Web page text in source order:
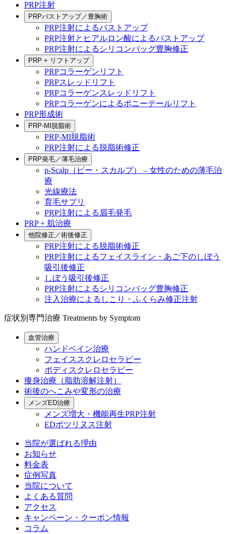
PRP注射
PRPバストアップ／豊胸術
PRP注射によるバストアップ
PRP注射とヒアルロン酸によるバストアップ
PRP注射によるシリコンバッグ豊胸修正
PRP + リフトアップ
PRPコラーゲンリフト
PRPスレッドリフト
PRPコラーゲンスレッドリフト
PRPコラーゲンによるポニーテールリフト
PRP形成術
PRP-MI脱脂術
PRP-MI脱脂術
PRP注射による脱脂術修正
PRP発毛／薄毛治療
p-Scalp（ピー・スカルプ） – 女性のための薄毛治
療
光線療法
育毛サプリ
PRP注射による眉毛発毛
PRP + 肌治療
他院修正／術後修正
PRP注射による脱脂術修正
PRP注射によるフェイスライン・あご下のしぼう
吸引後修正
しぼう吸引後修正
PRP注射によるシリコンバッグ豊胸修正
注入治療によるしこり・ふくらみ修正注射
症状別専門治療 Treatments by Symptom
血管治療
ハンドベイン治療
フェイススクレロセラピー
ボディスクレロセラピー
痩身治療（脂肪溶解注射）
術後のへこみや変形の治療
メンズED治療
メンズ増大・機能再生PRP注射
EDボツリヌス注射
当院が選ばれる理由
お知らせ
料金表
症例写真
当院について
よくある質問
アクセス
キャンペーン・クーポン情報
コラム